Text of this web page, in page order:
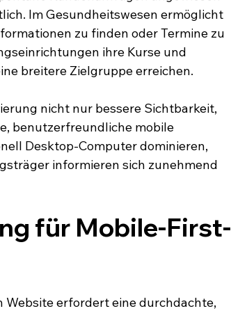
Im Gesundheitswesen ermöglicht
zu finden oder Termine zu
ihre Kurse und
breitere Zielgruppe erreichen.
nicht nur bessere Sichtbarkeit,
benutzerfreundliche mobile
Desktop-Computer dominieren,
informieren sich zunehmend
für Mobile-First-
erfordert eine durchdachte,